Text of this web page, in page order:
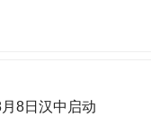
8日汉中启动